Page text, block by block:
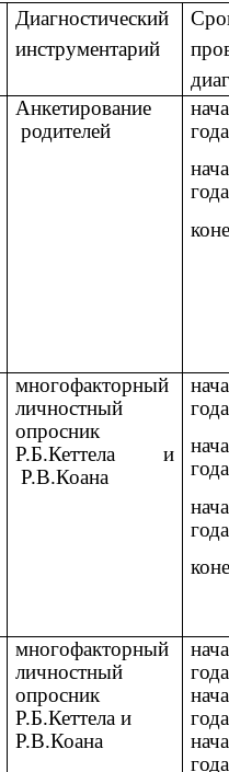
Диагностический
инструментарий
Анкетирование
родителей
года
года
многофакторный
личностный
опросник
Р.Б.Кеттела и
Р.В.Коана
года
года
года
многофакторный
личностный
опросник
Р.Б.Кеттела и
Р.В.Коана
года
года
года